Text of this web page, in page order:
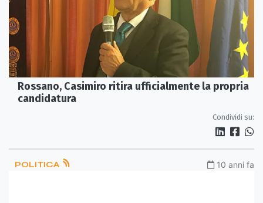
Rossano, Casimiro ritira ufficialmente la propria
candidatura
Condividi su:
POLITICA 10 anni fa